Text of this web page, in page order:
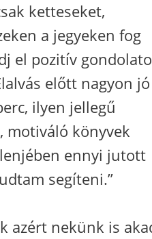
ketteseket,
a jegyeken fog
el pozitív
előtt nagyon jó
ilyen jellegű
motiváló könyvek
ennyi jutott
segíteni.”
azért nekünk is